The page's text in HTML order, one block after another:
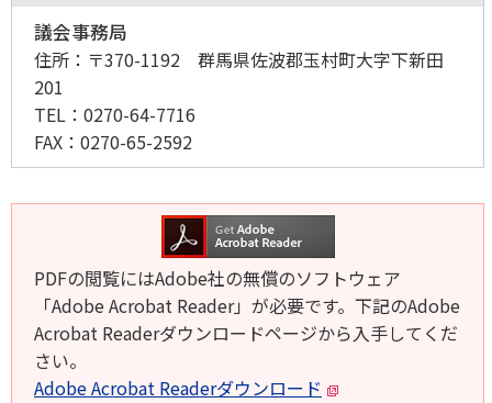
議会事務局
住所： 〒370-1192 群馬県佐波郡玉村町大字下新田
201
TEL： 0270-64-7716
FAX： 0270-65-2592
PDFの閲覧にはAdobe社の無償のソフトウェア
「Adobe Acrobat Reader」が必要です。下記のAdobe
Acrobat Readerダウンロードページから入手してくだ
さい。
Adobe Acrobat Readerダウンロード